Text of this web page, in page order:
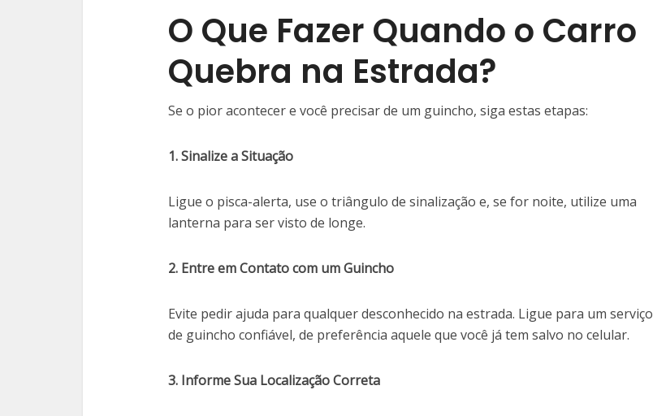
O Que Fazer Quando o Carro
Quebra na Estrada?
Se o pior acontecer e você precisar de um guincho, siga estas etapas:
1. Sinalize a Situação
Ligue o pisca-alerta, use o triângulo de sinalização e, se for noite, utilize uma
lanterna para ser visto de longe.
2. Entre em Contato com um Guincho
Evite pedir ajuda para qualquer desconhecido na estrada. Ligue para um serviço
de guincho confiável, de preferência aquele que você já tem salvo no celular.
3. Informe Sua Localização Correta